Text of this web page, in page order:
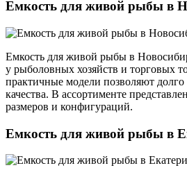
Емкость для живой рыбы в
Емкость для живой рыбы в
у рыболовных хозяйств и торговых
практичные модели позволяют долго
качества. В ассортименте
размеров и конфигураций.
Емкость для живой рыбы в